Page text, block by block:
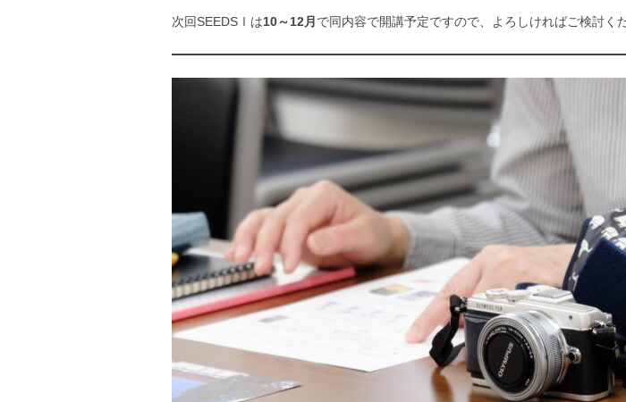
次回SEEDSⅠは10～12月 で同内容で開講予定ですので、よろしければご検討く